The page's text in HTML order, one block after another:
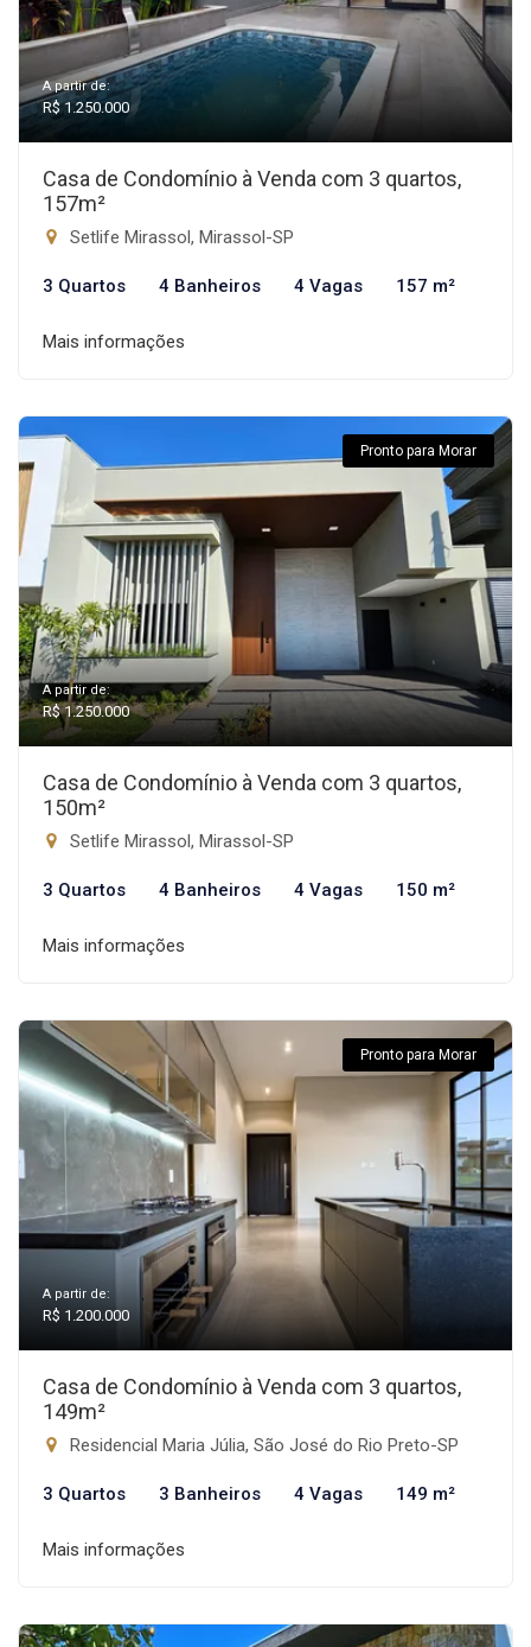
A partir de:
R$ 1.250.000
Casa de Condomínio à Venda com 3 quartos,
157m²
Setlife Mirassol, Mirassol-SP
3 Quartos 4 Banheiros 4 Vagas 157 m²
Mais informações
Pronto para Morar
A partir de:
R$ 1.250.000
Casa de Condomínio à Venda com 3 quartos,
150m²
Setlife Mirassol, Mirassol-SP
3 Quartos 4 Banheiros 4 Vagas 150 m²
Mais informações
Pronto para Morar
A partir de:
R$ 1.200.000
Casa de Condomínio à Venda com 3 quartos,
149m²
Residencial Maria Júlia, São José do Rio Preto-SP
3 Quartos 3 Banheiros 4 Vagas 149 m²
Mais informações